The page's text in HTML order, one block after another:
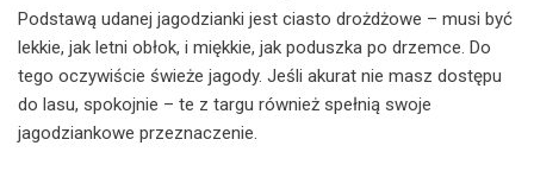
Podstawą udanej jagodzianki jest ciasto drożdżowe – musi być
lekkie, jak letni obłok, i miękkie, jak poduszka po drzemce. Do
tego oczywiście świeże jagody. Jeśli akurat nie masz dostępu
do lasu, spokojnie – te z targu również spełnią swoje
jagodziankowe przeznaczenie.